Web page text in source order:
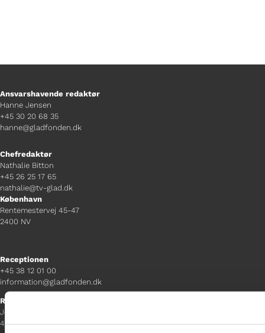
Ansvarshavende redaktør
Hanne Jensen
+45 30 20 68 35
hanne@gladfonden.dk
Chefredaktør
Nathalie Bitton
+45 26 25 17 65
nathalie@tv-glad.dk
København
Rentemestervej 45-47
2400 NV
Receptionen
+45 38 12 01 00
information@gladfonden.dk
Ringsted
Jernbanevej 8
4100 Ringsted